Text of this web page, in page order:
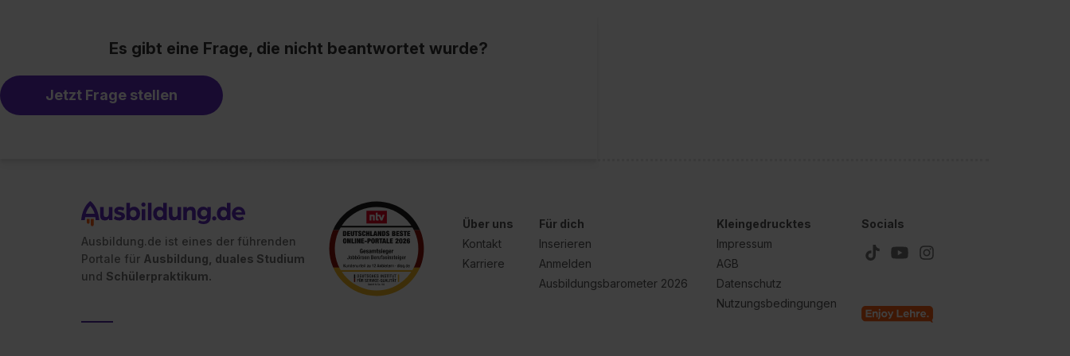
Es gibt eine Frage, die nicht beantwortet wurde?
Jetzt Frage stellen
Ausbildung.de ist eines der führenden
Portale für Ausbildung, duales Studium
und Schülerpraktikum.
Über uns
Kontakt
Karriere
Für dich
Inserieren
Anmelden
Ausbildungsbarometer 2026
Kleingedrucktes
Impressum
AGB
Datenschutz
Nutzungsbedingungen
Socials